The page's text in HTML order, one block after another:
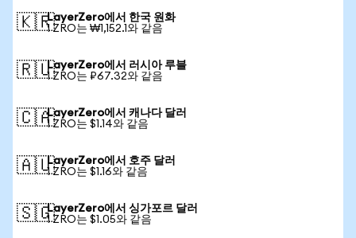
🇰🇷LayerZero에서 한국 원화
1 ZRO는 ₩1,152.1와 같음
🇷🇺LayerZero에서 러시아 루블
1 ZRO는 ₽67.32와 같음
🇨🇦LayerZero에서 캐나다 달러
1 ZRO는 $1.14와 같음
🇦🇺LayerZero에서 호주 달러
1 ZRO는 $1.16와 같음
🇸🇬LayerZero에서 싱가포르 달러
1 ZRO는 $1.05와 같음